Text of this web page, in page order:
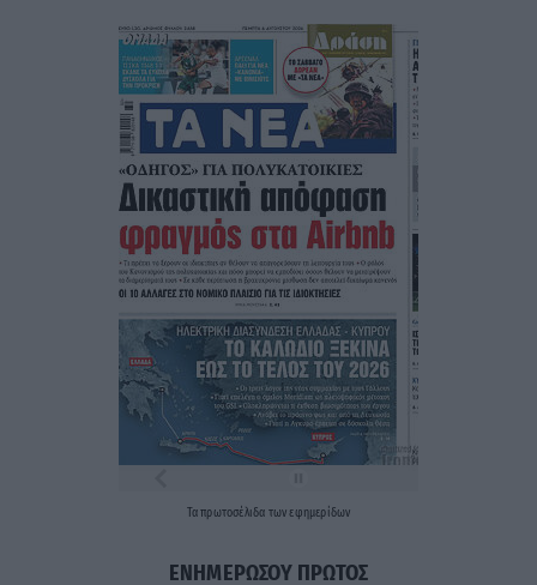
Ταπρωτοσέλιδα τωνεφημερίδων
ΕΝΗΜΕΡΩΣΟΥ ΠΡΩΤΟΣ